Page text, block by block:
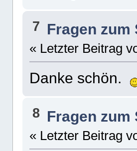
7 Fragen zum
« Letzter Beitrag
Danke schön.
8 Fragen zum
« Letzter Beitrag